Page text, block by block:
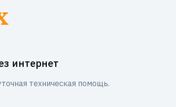
интернет
техническая помощь.